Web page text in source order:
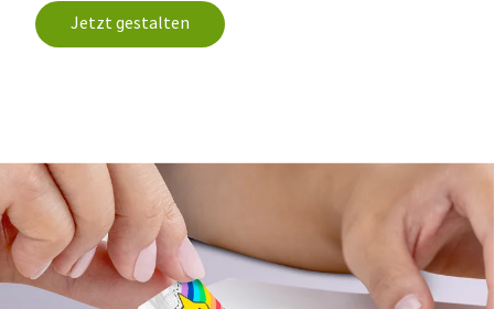
Jetzt gestalten